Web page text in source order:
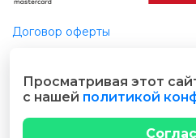
Договор оферты
© 2026 Все права защищены
Разработано cubecode.ru
Просматривая этот
с нашей политикой